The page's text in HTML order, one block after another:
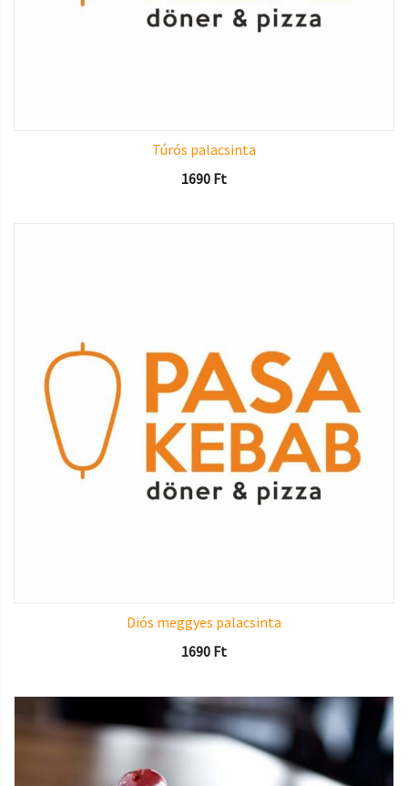
Túrós palacsinta
1690 Ft
Diós meggyes palacsinta
1690 Ft